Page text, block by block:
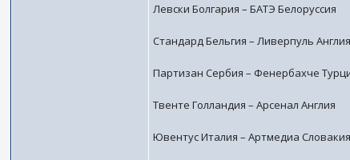
Левски Болгария – БАТЭ Белоруссия
Стандард Бельгия – Ливерпуль Англия
Партизан Сербия – Фенербахче
Твенте Голландия – Арсенал Англия
Ювентус Италия – Артмедиа Словакия